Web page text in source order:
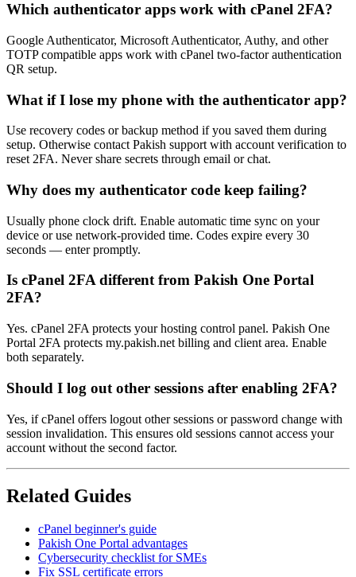
Which authenticator apps work with cPanel 2FA?
Google Authenticator, Microsoft Authenticator, Authy, and other
TOTP compatible apps work with cPanel two-factor authentication
QR setup.
What if I lose my phone with the authenticator app?
Use recovery codes or backup method if you saved them during
setup. Otherwise contact Pakish support with account verification to
reset 2FA. Never share secrets through email or chat.
Why does my authenticator code keep failing?
Usually phone clock drift. Enable automatic time sync on your
device or use network-provided time. Codes expire every 30
seconds — enter promptly.
Is cPanel 2FA different from Pakish One Portal
2FA?
Yes. cPanel 2FA protects your hosting control panel. Pakish One
Portal 2FA protects my.pakish.net billing and client area. Enable
both separately.
Should I log out other sessions after enabling 2FA?
Yes, if cPanel offers logout other sessions or password change with
session invalidation. This ensures old sessions cannot access your
account without the second factor.
Related Guides
cPanel beginner's guide
Pakish One Portal advantages
Cybersecurity checklist for SMEs
Fix SSL certificate errors